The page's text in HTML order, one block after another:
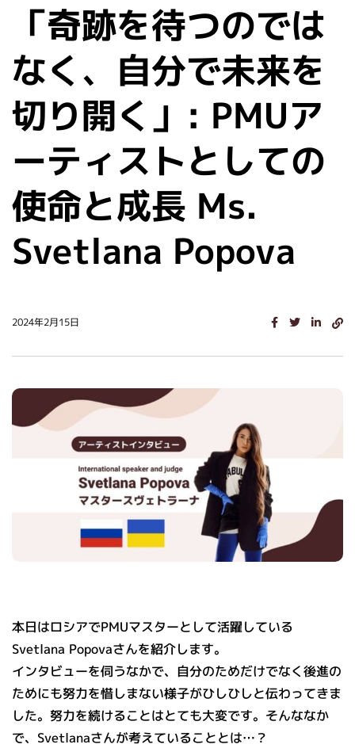
「奇跡を待つのでは
なく、自分で未来を
切り開く」: PMUア
ーティストとしての
使命と成長 Ms.
Svetlana Popova
2024年2月15日
本日はロシアでPMUマスターとして活躍している
Svetlana Popovaさんを紹介します。
インタビューを伺うなかで、自分のためだけでなく後進の
ためにも努力を惜しまない様子がひしひしと伝わってきま
した。努力を続けることはとても大変です。そんななか
で、Svetlanaさんが考えていることとは…？